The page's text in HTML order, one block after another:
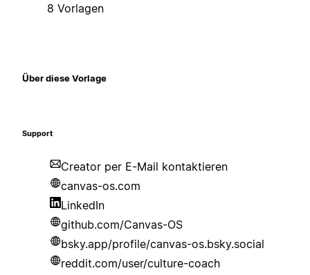
8 Vorlagen
Über diese Vorlage
Support
Creator per E-Mail kontaktieren
canvas-os.com
LinkedIn
github.com/Canvas-OS
bsky.app/profile/canvas-os.bsky.social
reddit.com/user/culture-coach